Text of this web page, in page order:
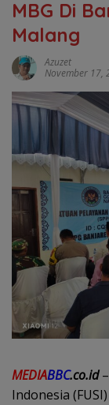
MBG Di
Malang
Azuzet
November 17,
MEDIABBC.co.id
Indonesia